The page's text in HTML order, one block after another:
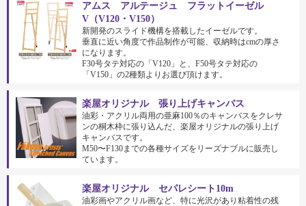
アムス アルテージュ フラットイーゼル
V（V120・V150）
新開発のスライド機構を搭載したイーゼルです。
垂直に近い角度で作品制作が可能、収納時はcmの厚さ
になります。
F30号タテ対応の「V120」と、F50号タテ対応の
「V150」の2種類よりお選び頂けます。
楽屋オリジナル 張り上げキャンバス
油彩・アクリル両用の亜麻100％のキャンバスをクレサ
ンの桐木枠に張り込んだ、楽屋オリジナルの張り上げ
キャンバスです。
M50〜F130までの各種サイズをリーズナブルに販売し
ています。
楽屋オリジナル セパレシート10m
油彩画やアクリル画など、特に光沢があり粘着性の残